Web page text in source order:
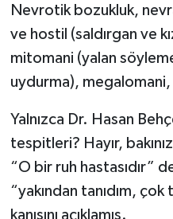
Nevrotik bozukluk,
ve hostil (saldırgan ve
mitomani (yalan
uydurma),
Yalnızca Dr. Hasan
tespitleri? Hayır,
“O bir ruh hastasıdır”
“yakından tanıdım, çok
kanısını açıklamış.